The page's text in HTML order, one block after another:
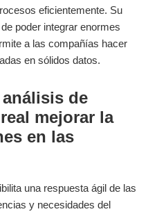
eficientemente. Su
poder integrar enormes
a las compañías hacer
en sólidos datos.
de
mejorar la
en las
una respuesta ágil de las
y necesidades del